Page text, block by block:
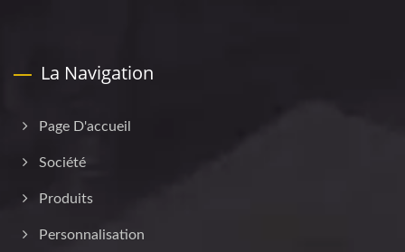
La Navigation
Page D'accueil
Société
Produits
Personnalisation